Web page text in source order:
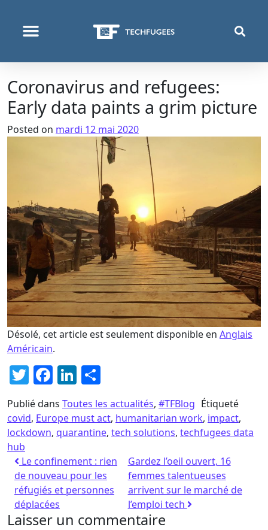
Coronavirus and refugees:
Early data paints a grim picture
Posted on mardi 12 mai 2020
Désolé, cet article est seulement disponible en Anglais
Américain.
Twitter
Facebook
LinkedIn
Publié dans Toutes les actualités, #TFBlog Étiqueté
covid, Europe must act, humanitarian work, impact,
lockdown, quarantine, tech solutions, techfugees data
hub
Le confinement : rien
de nouveau pour les
réfugiés et personnes
déplacées
Gardez l’oeil ouvert, 16
femmes talentueuses
arrivent sur le marché de
l’emploi tech
Laisser un commentaire